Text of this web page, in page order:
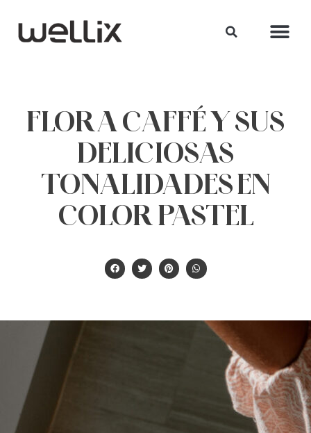
FLORA CAFFÉ Y SUS
DELICIOSAS
TONALIDADES EN
COLOR PASTEL